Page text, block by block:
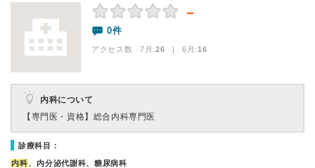
－
0件
アクセス数 7月:26 | 6月:16
内科について
【専門医・資格】 総合内科専門医
診療科目：
内科、内分泌代謝科、糖尿病科